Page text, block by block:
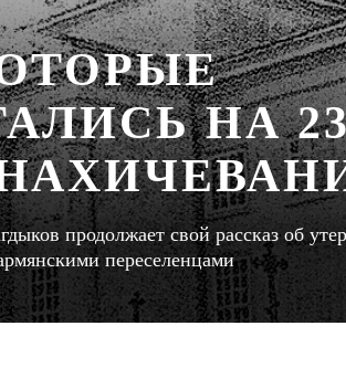
НА
продолжает свой рассказ об
переселенцами